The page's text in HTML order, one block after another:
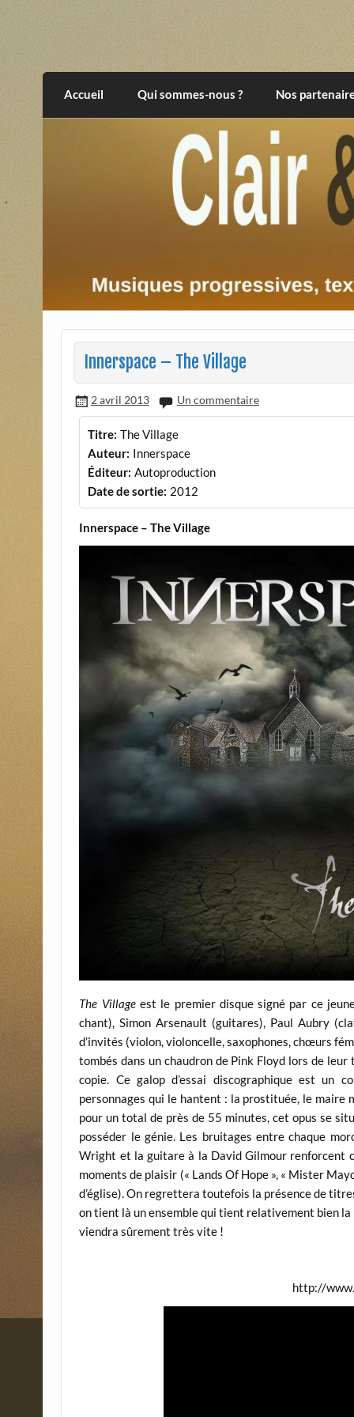
Clair et Obscur
Accueil Qui sommes-nous ? Nos
Innerspace – The Village
2 avril 2013 Un commentaire
Titre: The Village
Auteur: Innerspace
Éditeur: Autoproduction
Date de sortie: 2012
Innerspace – The Village
The Villageest le premier disque signé par ce
chant), Simon Arsenault (guitares), Paul Aubry
d’invités (violon, violoncelle, saxophones, chœurs
tombés dans un chaudron de Pink Floyd lors de
copie. Ce galop d’essai discographique est un
personnages qui le hantent : la prostituée, le maire
pour un total de près de 55 minutes, cet opus se
posséder le génie. Les bruitages entre chaque
Wright et la guitare à la David Gilmour renforcent
moments de plaisir (« Lands Of Hope », « Mister
d’église). On regrettera toutefois la présence de
on tient là un ensemble qui tient relativement bien
viendra sûrement très vite !
http://